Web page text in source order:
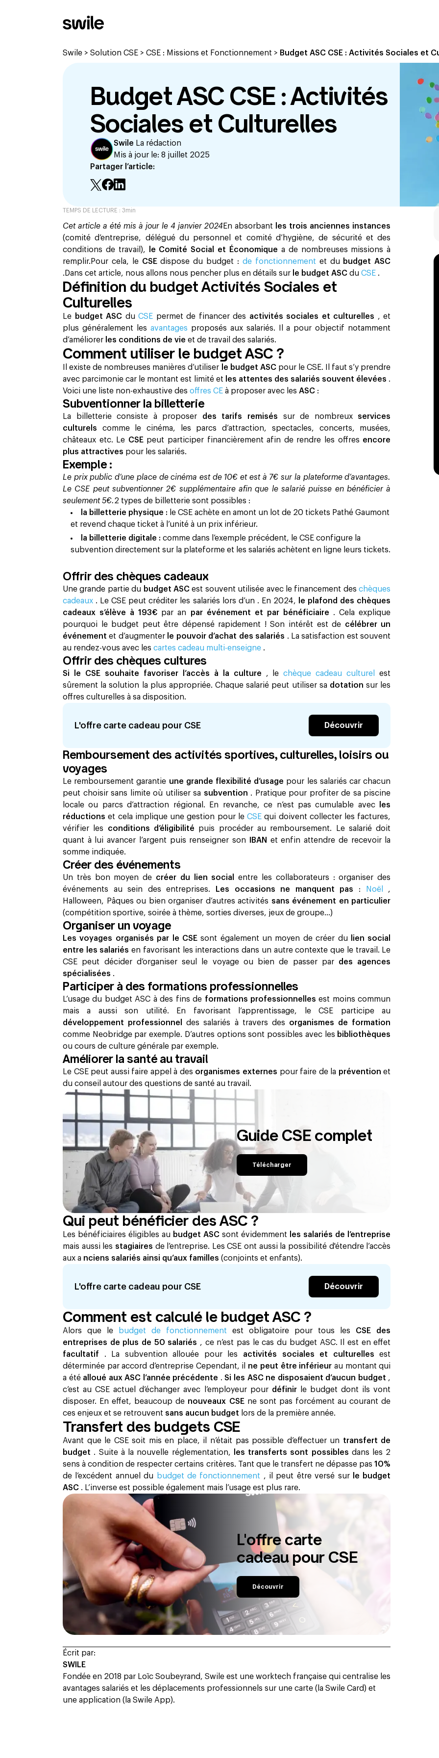
Swile > Solution CSE > CSE : Missions et Fonctionnement > Budget ASC CSE : Activités Sociales et
Budget ASC CSE : Activités
Sociales et Culturelles
Swile La rédaction
Mis à jour le: 8 juillet 2025
Partager l’article:
TEMPS DE LECTURE : 3min
Cet article a été mis à jour le 4 janvier 2024En absorbant
les trois anciennes instances
(comité d’entreprise, délégué du personnel et comité d’hygiène, de sécurité et des
conditions de travail),
le Comité Social et Économique a de nombreuses missions à
remplir.Pour cela, le CSEdispose du budget : de fonctionnement et du budget ASC
.Dans cet article, nous allons nous pencher plus en détails sur le budget ASC du CSE .
Définition du budget Activités Sociales et
Culturelles
Le budget ASC duCSE permet de financer des activités sociales et culturelles , et
plus généralement les avantages proposés aux salariés. Il a pour objectif notamment
d’améliorer les conditions de vie et de travail des salariés.
Comment utiliser le budget ASC ?
Il existe de nombreuses manières d’utiliser le budget ASC pour le CSE. Il faut s’y prendre
avec parcimonie car le montant est limité et
les attentes des salariés souvent élevées .
Voici une liste non-exhaustive des offres CE à proposer avec les ASC : ‍
Subventionner la billetterie
La billetterie consiste à proposer des tarifs remisés sur de nombreux services
culturels comme le cinéma, les parcs d’attraction, spectacles, concerts, musées,
châteaux etc. Le CSE peut participer financièrement afin de rendre les offres encore
plus attractives pour les salariés. ‍
Exemple :
Le prix public d’une place de cinéma est de 10€ et est à 7€ sur la plateforme d’avantages.
Le CSE peut subventionner 2€ supplémentaire afin que le salarié puisse en bénéficier à
seulement 5€.2 types de billetterie sont possibles :
la billetterie physique : le CSE achète en amont un lot de 20 tickets Pathé Gaumont
et revend chaque ticket à l’unité à un prix inférieur.
la billetterie digitale : comme dans l’exemple précédent, le CSE configure la
subvention directement sur la plateforme et les salariés achètent en ligne leurs tickets.
Offrir des chèques cadeaux
Une grande partie du budget ASCest souvent utilisée avec le financement deschèques
cadeaux . Le CSE peut créditer les salariés lors d’un . En 2024,
le plafond des chèques
cadeaux s’élève à 193€ par an par événement et par bénéficiaire . Cela explique
pourquoi le budget peut être dépensé rapidement ! Son intérêt est de célébrer un
événementet d’augmenter le pouvoir d’achat des salariés . La satisfaction est souvent
au rendez-vous avec les cartes cadeau multi-enseigne . ‍
Offrir des chèques cultures
Si le CSE souhaite favoriser l’accès à la culture , lechèque cadeau culturelest
sûrement la solution la plus appropriée. Chaque salarié peut utiliser sa dotationsur les
offres culturelles à sa disposition.
L'offre carte cadeau pour CSE Découvrir
Remboursement des activités sportives, culturelles, loisirs ou
voyages
Le remboursement garantie une grande flexibilité d’usage pour les salariés car chacun
peut choisir sans limite où utiliser sa subvention . Pratique pour profiter de sa piscine
locale ou parcs d’attraction régional. En revanche, ce n’est pas cumulable avec
les
réductionset cela implique une gestion pour le CSEqui doivent collecter les factures,
vérifier les conditions d’éligibilité puis procéder au remboursement. Le salarié doit
quant à lui avancer l’argent puis renseigner son
IBAN et enfin attendre de recevoir la
somme indiquée. ‍
Créer des événements
Un très bon moyen de créer du lien socialentre les collaborateurs : organiser des
événements au sein des entreprises.
Les occasions ne manquent pas : Noël ,
Halloween, Pâques ou bien organiser d’autres activités sans événement en particulier
(compétition sportive, soirée à thème, sorties diverses, jeux de groupe…) ‍
Organiser un voyage
Les voyages organisés par le CSEsont également un moyen de créer du
lien social
entre les salariésen favorisant les interactions dans un autre contexte que le travail. Le
CSE peut décider d’organiser seul le voyage ou bien de passer par des agences
spécialisées . ‍
Participer à des formations professionnelles
L’usage du budget ASC à des fins de formations professionnellesest moins commun
mais a aussi son utilité. En favorisant l’apprentissage, le CSE participe au
développement professionneldes salariés à travers des organismes de formation
comme Neobridge par exemple. D’autres options sont possibles avec les bibliothèques
ou cours de culture générale par exemple.
Améliorer la santé au travail
Le CSE peut aussi faire appel à des organismes externes pour faire de la préventionet
du conseil autour des questions de santé au travail.
Guide CSE complet
Télécharger
Qui peut bénéficier des ASC ?
Les bénéficiaires éligibles au budget ASCsont évidemment
les salariés de l’entreprise
mais aussi les stagiaires de l’entreprise. Les CSE ont aussi la possibilité d'étendre l’accès
aux a nciens salariés ainsi qu’aux familles (conjoints et enfants).
L'offre carte cadeau pour CSE Découvrir
Comment est calculé le budget ASC ?
Alors que le budget de fonctionnementest obligatoire pour tous les CSE des
entreprises de plus de 50 salariés , ce n’est pas le cas du budget ASC. Il est en effet
facultatif . La subvention allouée pour les activités sociales et culturellesest
déterminée par accord d’entreprise Cependant, il ne peut être inférieur au montant qui
a été alloué aux ASC l’année précédente .Si les ASC ne disposaient d’aucun budget ,
c’est au CSE actuel d’échanger avec l’employeur pour définir
le budget dont ils vont
disposer. En effet, beaucoup de nouveaux CSE ne sont pas forcément au courant de
ces enjeux et se retrouvent sans aucun budget lors de la première année. ‍
Transfert des budgets CSE
Avant que le CSE soit mis en place, il n’était pas possible d’effectuer un transfert de
budget . Suite à la nouvelle réglementation, les transferts sont possibles dans les 2
sens à condition de respecter certains critères. Tant que le transfert ne dépasse pas10%
de l’excédent annuel du
budget de fonctionnement , il peut être versé sur
le budget
ASC . L’inverse est possible également mais l’usage est plus rare.
L'offre carte
cadeau pour CSE
Découvrir
Écrit par:
SWILE
Fondée en 2018 par Loïc Soubeyrand, Swile est une worktech française qui centralise les
avantages salariés et les déplacements professionnels sur une carte (la Swile Card) et
une application (la Swile App).